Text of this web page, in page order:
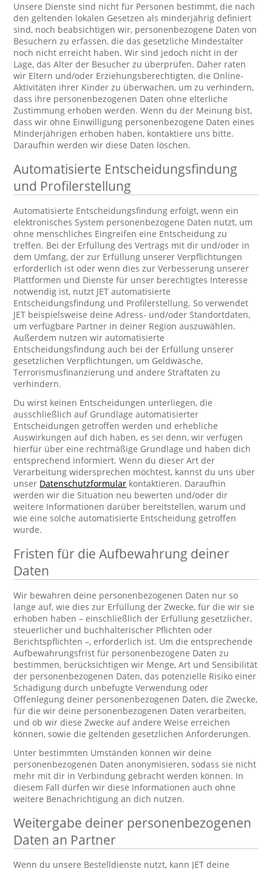
Unsere Dienste sind nicht für Personen bestimmt, die nach
den geltenden lokalen Gesetzen als minderjährig definiert
sind, noch beabsichtigen wir, personenbezogene Daten von
Besuchern zu erfassen, die das gesetzliche Mindestalter
noch nicht erreicht haben. Wir sind jedoch nicht in der
Lage, das Alter der Besucher zu überprüfen. Daher raten
wir Eltern und/oder Erziehungsberechtigten, die Online-
Aktivitäten ihrer Kinder zu überwachen, um zu verhindern,
dass ihre personenbezogenen Daten ohne elterliche
Zustimmung erhoben werden. Wenn du der Meinung bist,
dass wir ohne Einwilligung personenbezogene Daten eines
Minderjährigen erhoben haben, kontaktiere uns bitte.
Daraufhin werden wir diese Daten löschen.
Automatisierte Entscheidungsfindung
und Profilerstellung
Automatisierte Entscheidungsfindung erfolgt, wenn ein
elektronisches System personenbezogene Daten nutzt, um
ohne menschliches Eingreifen eine Entscheidung zu
treffen. Bei der Erfüllung des Vertrags mit dir und/oder in
dem Umfang, der zur Erfüllung unserer Verpflichtungen
erforderlich ist oder wenn dies zur Verbesserung unserer
Plattformen und Dienste für unser berechtigtes Interesse
notwendig ist, nutzt JET automatisierte
Entscheidungsfindung und Profilerstellung. So verwendet
JET beispielsweise deine Adress- und/oder Standortdaten,
um verfügbare Partner in deiner Region auszuwählen.
Außerdem nutzen wir automatisierte
Entscheidungsfindung auch bei der Erfüllung unserer
gesetzlichen Verpflichtungen, um Geldwäsche,
Terrorismusfinanzierung und andere Straftaten zu
verhindern.
Du wirst keinen Entscheidungen unterliegen, die
ausschließlich auf Grundlage automatisierter
Entscheidungen getroffen werden und erhebliche
Auswirkungen auf dich haben, es sei denn, wir verfügen
hierfür über eine rechtmäßige Grundlage und haben dich
entsprechend informiert. Wenn du dieser Art der
Verarbeitung widersprechen möchtest, kannst du uns über
unser Datenschutzformular kontaktieren. Daraufhin
werden wir die Situation neu bewerten und/oder dir
weitere Informationen darüber bereitstellen, warum und
wie eine solche automatisierte Entscheidung getroffen
wurde.
Fristen für die Aufbewahrung deiner
Daten
Wir bewahren deine personenbezogenen Daten nur so
lange auf, wie dies zur Erfüllung der Zwecke, für die wir sie
erhoben haben – einschließlich der Erfüllung gesetzlicher,
steuerlicher und buchhalterischer Pflichten oder
Berichtspflichten –, erforderlich ist. Um die entsprechende
Aufbewahrungsfrist für personenbezogene Daten zu
bestimmen, berücksichtigen wir Menge, Art und Sensibilität
der personenbezogenen Daten, das potenzielle Risiko einer
Schädigung durch unbefugte Verwendung oder
Offenlegung deiner personenbezogenen Daten, die Zwecke,
für die wir deine personenbezogenen Daten verarbeiten,
und ob wir diese Zwecke auf andere Weise erreichen
können, sowie die geltenden gesetzlichen Anforderungen.
Unter bestimmten Umständen können wir deine
personenbezogenen Daten anonymisieren, sodass sie nicht
mehr mit dir in Verbindung gebracht werden können. In
diesem Fall dürfen wir diese Informationen auch ohne
weitere Benachrichtigung an dich nutzen.
Weitergabe deiner personenbezogenen
Daten an Partner
Wenn du unsere Bestelldienste nutzt, kann JET deine